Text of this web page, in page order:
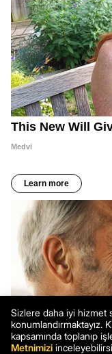
Sizlere daha iyi hizmet
konumlandırmaktayız.
kapsamında toplanıp
Metnimizi